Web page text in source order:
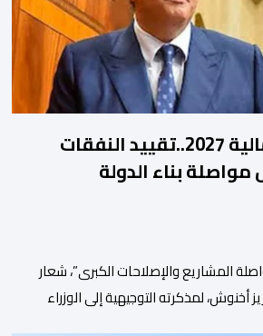
ملامح مشروع مالية 2027..تقييد النفقات
بناء الدولة
المشاريع والإصلاحات الكبرى”، شعار
أخنوش، لمذكرته التوجيهية إلى الوزراء